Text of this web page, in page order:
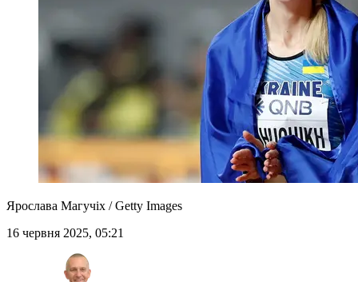
Ярослава Магучіх / Getty Images
16 червня 2025, 05:21